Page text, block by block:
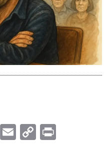
Messenger
Email
Copy